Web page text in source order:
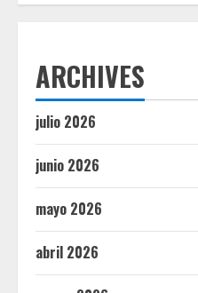
ARCHIVES
julio 2026
junio 2026
mayo 2026
abril 2026